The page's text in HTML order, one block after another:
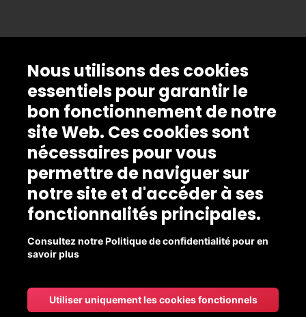
Nous utilisons des cookies
essentiels pour garantir le
bon fonctionnement de notre
site Web. Ces cookies sont
nécessaires pour vous
permettre de naviguer sur
notre site et d'accéder à ses
fonctionnalités principales.
Consultez notre Politique de confidentialité pour en
savoir plus
Utiliser uniquement les cookies fonctionnels